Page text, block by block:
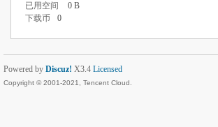
已用空间
0 B
下载币
0
Powered by Discuz! X3.4 Licensed
Copyright © 2001-2021, Tencent Cloud.